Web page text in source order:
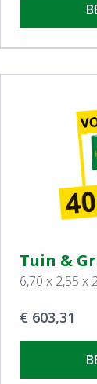
View Tuin &
Tuin &
6,70 x 2,55 x
€ 603,31